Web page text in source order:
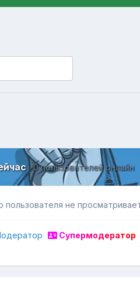
0 пользователей онлайн
пользователя не
Супермодератор